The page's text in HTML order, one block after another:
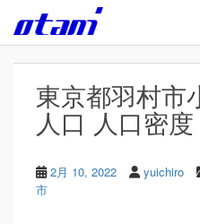
Skip to main content
東京都羽村市
人口 人口密
2月 10, 2022 yuichiro
市